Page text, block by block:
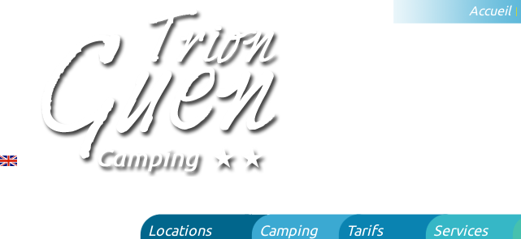
Accueil
Locations Camping Tarifs Services